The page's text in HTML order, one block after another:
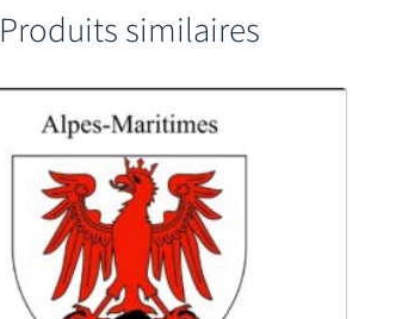
Produits similaires